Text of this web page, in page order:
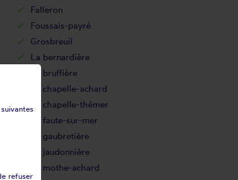
Falleron
Foussais-payré
Grosbreuil
La bernardière
La bruffière
La chapelle-achard
La chapelle-thémer
La faute-sur-mer
La gaubretière
La jaudonnière
La mothe-achard
refuser